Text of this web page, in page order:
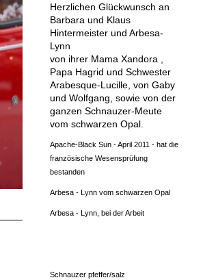
Herzlichen Glückwunsch an
Barbara und Klaus
Hintermeister und Arbesa-
Lynn
von ihrer Mama Xandora ,
Papa Hagrid und Schwester
Arabesque-Lucille, von Gaby
und Wolfgang, sowie von der
ganzen Schnauzer-Meute
vom schwarzen Opal.
Apache-Black Sun - April 2011 - hat die
französische Wesensprüfung
bestanden
Arbesa - Lynn vom schwarzen Opal
Arbesa - Lynn, bei der Arbeit
Schnauzer pfeffer/salz